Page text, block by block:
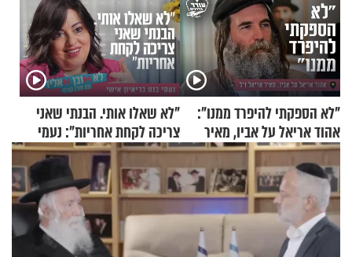
"לא הספקתי להיפרד ממנו":
אהוד אריאל על אביו, מאיר
אריאל ז"ל
"לא שאלו אותי. הבנתי שאני
צריכה לקחת אחריות": נעמי
בנט בריאיון אישי